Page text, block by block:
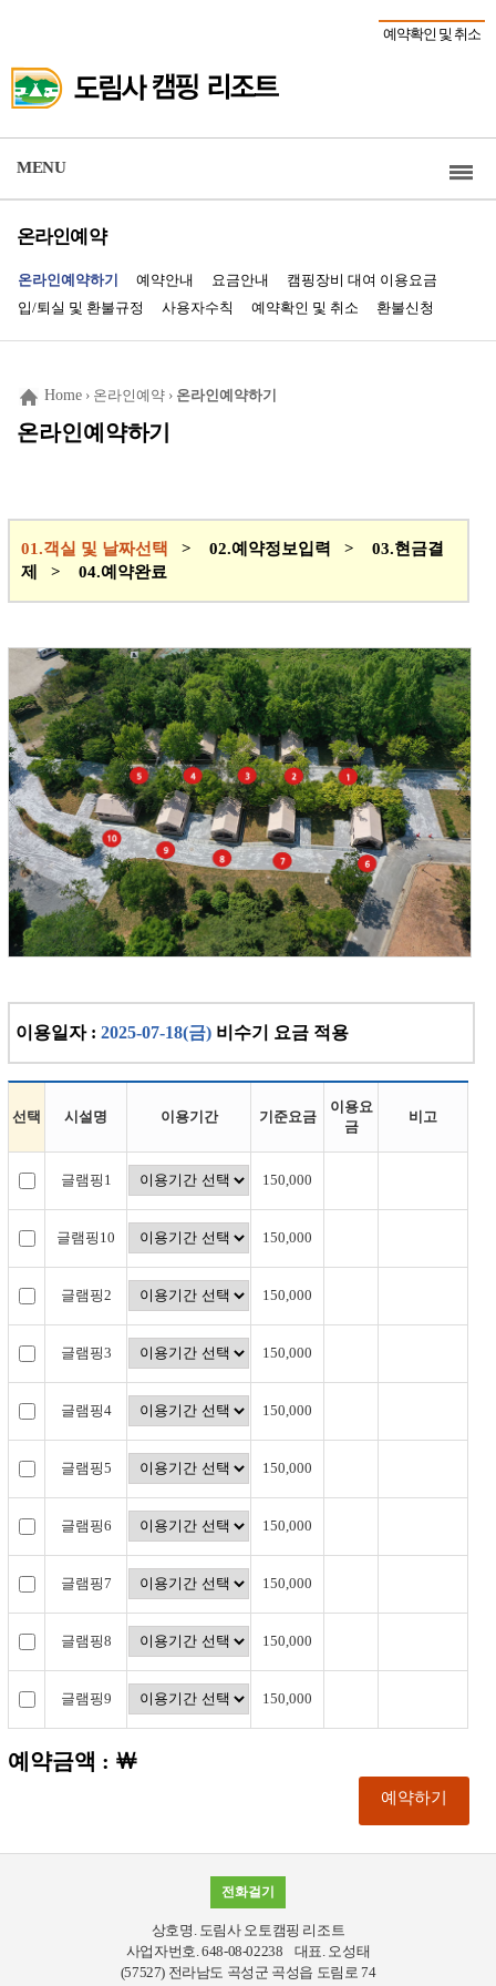
예약확인 및 취소
MENU
온라인예약
온라인예약하기 예약안내 요금안내
캠핑장비 대여 이용요금
입/퇴실 및 환불규정
사용자수칙 예약확인 및 취소 환불신청
Home › 온라인예약 › 온라인예약하기
온라인예약하기
01.객실 및 날짜선택
> 02.예약정보입력 > 03.현금결
제 > 04.예약완료
이용일자 : 2025-07-18(금) 비수기 요금 적용
선택 시설명 이용기간 기준요금
이용요
금
비고
글램핑1 150,000
글램핑10 150,000
글램핑2 150,000
글램핑3 150,000
글램핑4 150,000
글램핑5 150,000
글램핑6 150,000
글램핑7 150,000
글램핑8 150,000
글램핑9 150,000
예약금액 : ￦
전화걸기
상호명. 도림사 오토캠핑 리조트
사업자번호. 648-08-02238 대표. 오성태
(57527) 전라남도 곡성군 곡성읍 도림로 74